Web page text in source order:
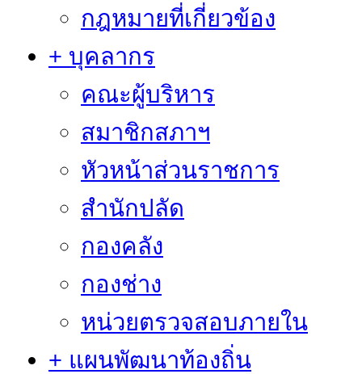
กฎหมายที่เกี่ยวข้อง
+ บุคลากร
คณะผู้บริหาร
สมาชิกสภาฯ
หัวหน้าส่วนราชการ
สำนักปลัด
กองคลัง
กองช่าง
หน่วยตรวจสอบภายใน
+ แผนพัฒนาท้องถิ่น